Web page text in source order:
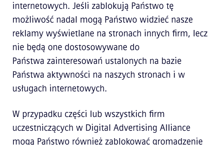
internetowych. Jeśli zablokują Państwo tę
możliwość nadal mogą Państwo widzieć nasze
reklamy wyświetlane na stronach innych firm, lecz
nie będą one dostosowywane do
Państwa zainteresowań ustalonych na bazie
Państwa aktywności na naszych stronach i w
usługach internetowych.
W przypadku części lub wszystkich firm
uczestniczących w Digital Advertising Alliance
mogą Państwo również zablokować gromadzenie